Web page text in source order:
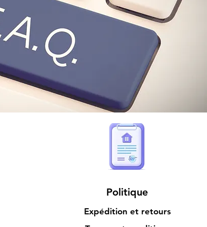
Politique
Expédition et retours